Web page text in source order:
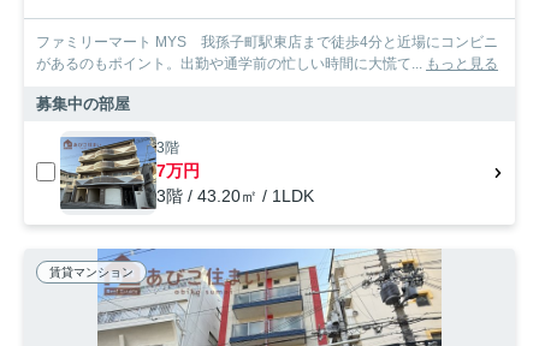
ファミリーマート MYS 我孫子町駅東店まで徒歩4分と近場にコンビニ
があるのもポイント。出勤や通学前の忙しい時間に大慌て... もっと見る
募集中の部屋
3階
7万円
3階 / 43.20㎡ / 1LDK
賃貸マンション